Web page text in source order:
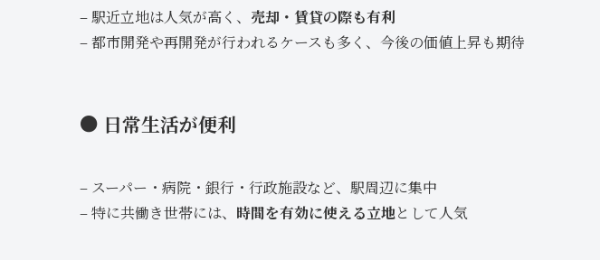
– 駅近立地は人気が高く、 売却・賃貸の際も有利
– 都市開発や再開発が行われるケースも多く、今後の価値上昇も期待
● 日常生活が便利
– スーパー・病院・銀行・行政施設など、駅周辺に集中
– 特に共働き世帯には、 時間を有効に使える立地として人気